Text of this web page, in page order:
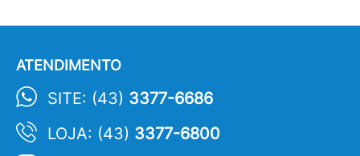
ATENDIMENTO
SITE: (43) 3377-6686
LOJA: (43) 3377-6800